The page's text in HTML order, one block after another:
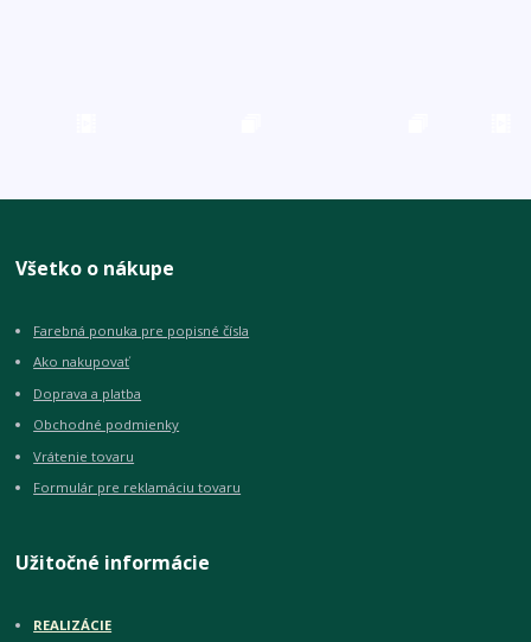
Všetko o nákupe
Farebná ponuka pre popisné čísla
Ako nakupovať
Doprava a platba
Obchodné podmienky
Vrátenie tovaru
Formulár pre reklamáciu tovaru
Užitočné informácie
REALIZÁCIE